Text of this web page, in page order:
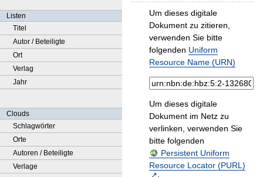
Listen
Titel
Autor / Beteiligte
Ort
Verlag
Jahr
Clouds
Schlagwörter
Orte
Autoren / Beteiligte
Verlage
Um dieses digitale
Dokument zu zitieren,
verwenden Sie bitte
folgenden Uniform
Resource Name (URN)
Um dieses digitale
Dokument im Netz zu
verlinken, verwenden Sie
bitte folgenden
Persistent Uniform
Resource Locator (PURL)